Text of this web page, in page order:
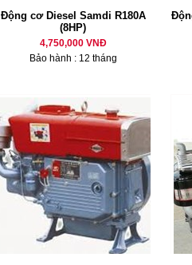
Động cơ Diesel Samdi R180A
(8HP)
4,750,000 VNĐ
Bảo hành : 12 tháng